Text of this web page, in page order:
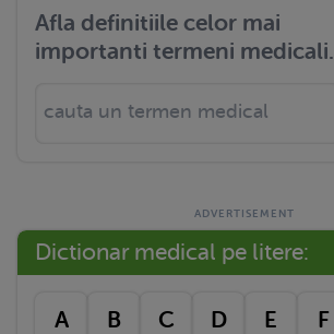
Afla definitiile celor mai
importanti termeni medicali.
Dictionar medical pe litere:
A B C D E F